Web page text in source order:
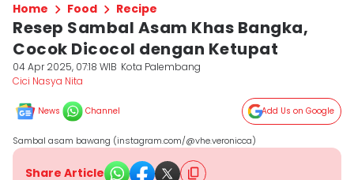
Home Food Recipe
Resep Sambal Asam Khas Bangka,
Cocok Dicocol dengan Ketupat
04 Apr 2025, 07:18 WIB Kota Palembang
Cici Nasya Nita
News Channel Add Us on Google
Sambal asam bawang (instagram.com/@vhe.veronicca)
Share Article